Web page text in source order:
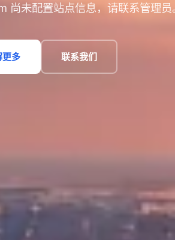
尚未配置站点信息，请联系管理员
更多 联系我们